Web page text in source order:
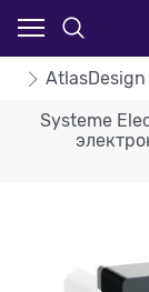
Systeme